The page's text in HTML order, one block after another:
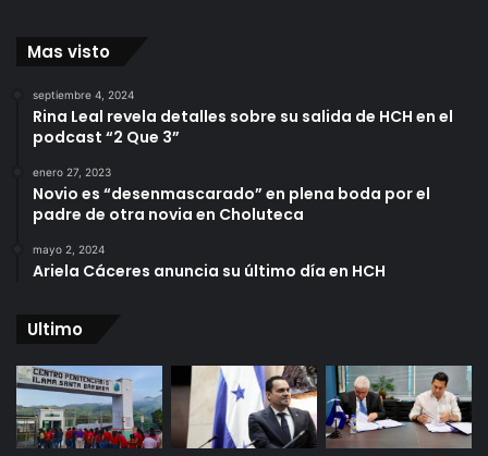
Mas visto
septiembre 4, 2024
Rina Leal revela detalles sobre su salida de HCH en el
podcast “2 Que 3”
enero 27, 2023
Novio es “desenmascarado” en plena boda por el
padre de otra novia en Choluteca
mayo 2, 2024
Ariela Cáceres anuncia su último día en HCH
Ultimo